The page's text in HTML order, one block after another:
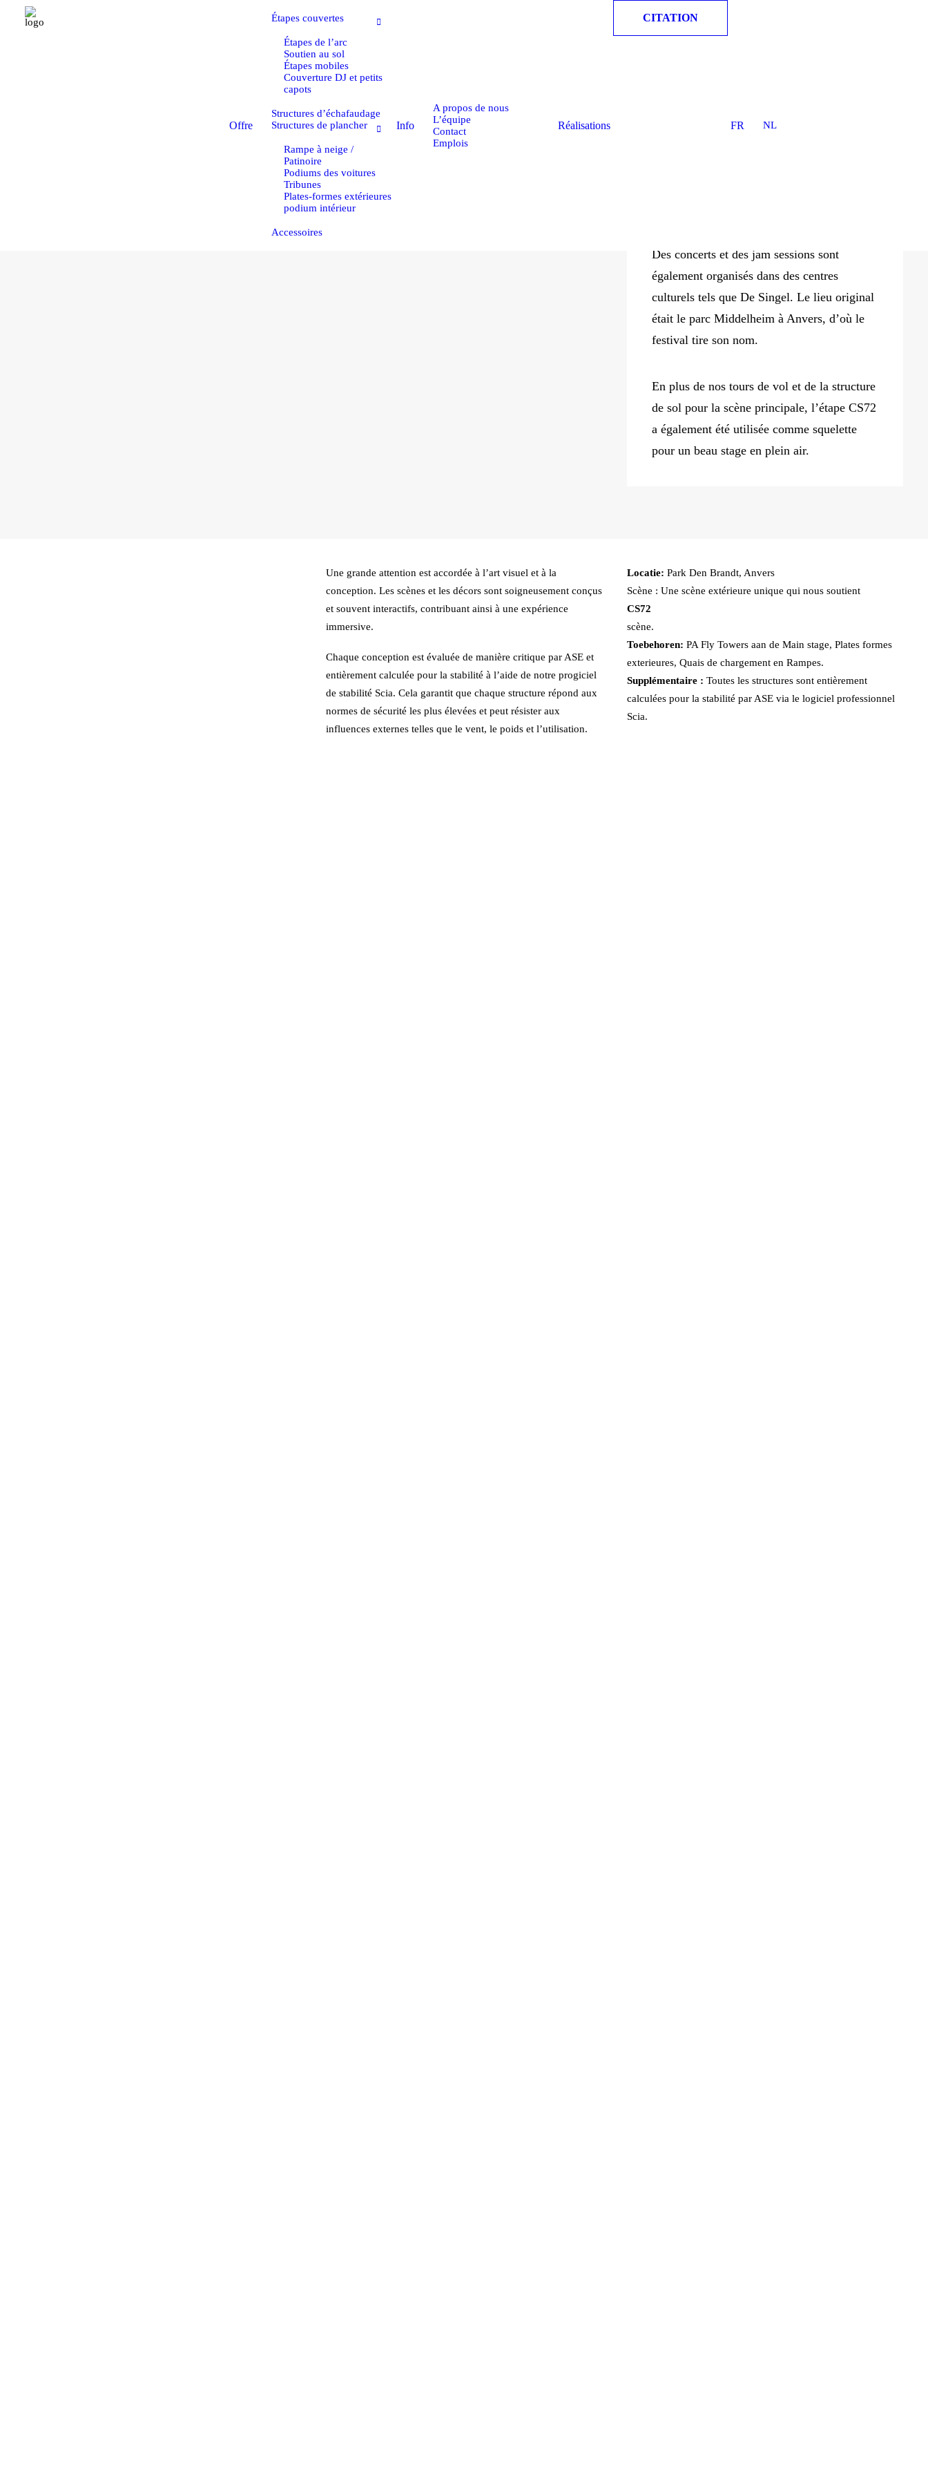
Offre
Étapes couvertes
Étapes de l’arc
Soutien au sol
Étapes mobiles
Couverture DJ et petits
capots
Structures d’échafaudage
Structures de plancher
Rampe à neige /
Patinoire
Podiums des voitures
Tribunes
Plates-formes extérieures
podium intérieur
Accessoires
Info
A propos de nous
L’équipe
Contact
Emplois
Réalisations
CITATION
FR NL
MIDDELHEIM
Des concerts et des jam sessions sont
également organisés dans des centres
culturels tels que De Singel. Le lieu original
était le parc Middelheim à Anvers, d’où le
festival tire son nom.
En plus de nos tours de vol et de la structure
de sol pour la scène principale, l’étape CS72
a également été utilisée comme squelette
pour un beau stage en plein air.
Une grande attention est accordée à l’art visuel et à la
conception. Les scènes et les décors sont soigneusement conçus
et souvent interactifs, contribuant ainsi à une expérience
immersive.
Chaque conception est évaluée de manière critique par ASE et
entièrement calculée pour la stabilité à l’aide de notre progiciel
de stabilité Scia. Cela garantit que chaque structure répond aux
normes de sécurité les plus élevées et peut résister aux
influences externes telles que le vent, le poids et l’utilisation.
Locatie: Park Den Brandt, Anvers
Scène : Une scène extérieure unique qui nous soutient
CS72
scène.
Toebehoren: PA Fly Towers aan de Main stage, Plates formes
exterieures, Quais de chargement en Rampes.
Supplémentaire : Toutes les structures sont entièrement
calculées pour la stabilité par ASE via le logiciel professionnel
Scia.